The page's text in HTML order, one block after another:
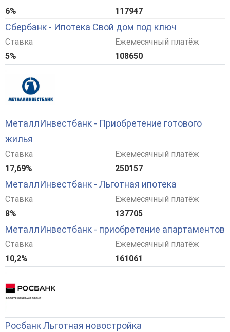
6%
117947
Сбербанк - Ипотека Свой дом под ключ
Ставка
5%
Ежемесячный платёж
108650
МеталлИнвестбанк - Приобретение готового
жилья
Ставка
17,69%
Ежемесячный платёж
250157
МеталлИнвестбанк - Льготная ипотека
Ставка
8%
Ежемесячный платёж
137705
МеталлИнвестбанк - приобретение апартаментов
Ставка
10,2%
Ежемесячный платёж
161061
Росбанк Льготная новостройка